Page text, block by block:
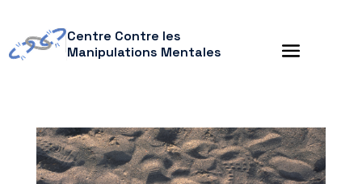
Centre Contre les
Manipulations Mentales